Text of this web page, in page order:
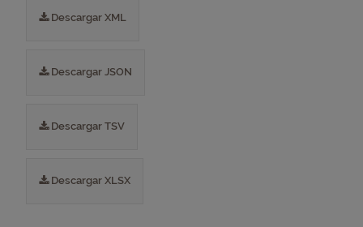
Descargar XML
Descargar JSON
Descargar TSV
Descargar XLSX